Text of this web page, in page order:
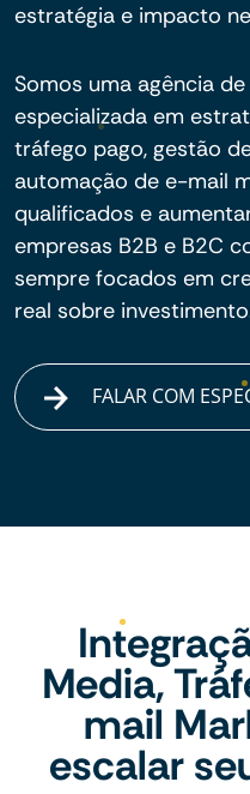
estratégia e impacto
Somos uma agência
especializada em
tráfego pago, gestão
automação de e-mail
qualificados e
empresas B2B e B2C
sempre focados em
real sobre
FALAR COM
Media,
mail
escalar